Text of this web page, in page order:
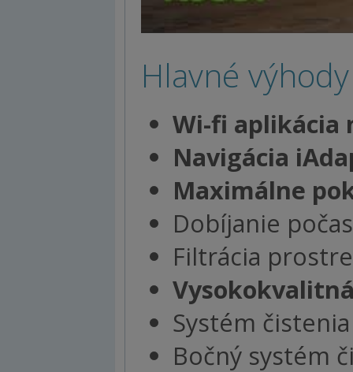
Hlavné
Wi-fi aplikácia
Navigácia
Maximálne
Dobíjanie
Filtrácia
Systém
Bočný systém